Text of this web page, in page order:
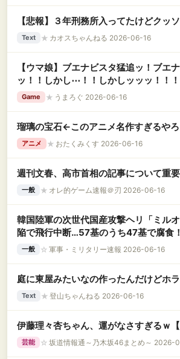
【悲報】３年刑務所入ってたけどクッ
Text ★ カオスちゃんねる 2026-06-16
【ウマ娘】ブエナビスタ猛追ッ！ブエ
ッ！！しかし⋯！！しかしッッッ！！
なんだよ！！」
Game ★ うまろぐ 2026-06-16
瑠璃の宝石←このアニメ名作すぎるや
アニメ ★ おたくみくす 2026-06-16
週刊文春、高市首相の記事について重
一般 ★ オレ的ゲーム速報＠刃 2026-06-16
韓国陸軍の次世代国産攻撃ヘリ「ミル
陥で飛行中断…57基のうち47基で腐食！
一般 ☆ 軍事・ミリタリー速報 2026-06-16
庭に東屋みたいなの作ったんだけどホ
Text ★ 登山ちゃんねる 2026-06-16
伊藤理々杏ちゃん、運がなさすぎるｗ【
芸能 ☆ 坂道情報通～乃木坂46まとめ～ 2026-